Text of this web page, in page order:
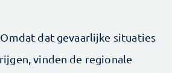
dat gevaarlijke situaties
vinden de regionale